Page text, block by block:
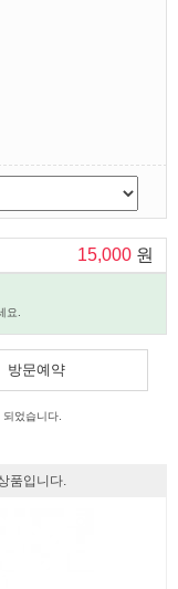
15,000원
요.
방문예약
되었습니다.
품입니다.